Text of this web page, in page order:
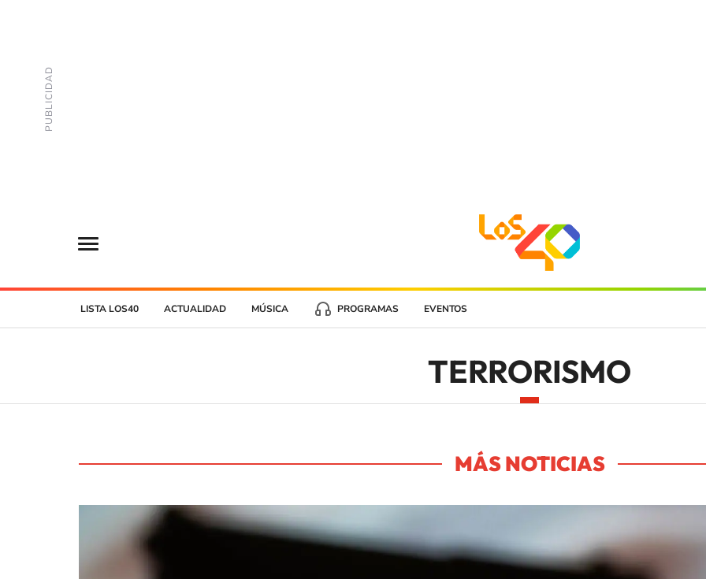
LISTA LOS40 ACTUALIDAD MÚSICA PROGRAMAS EVENTOS
TERRORISMO
MÁS NOTICIAS